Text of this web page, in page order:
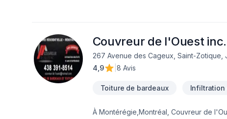
Couvreur de l'Ouest inc.
267 Avenue des Cageux, Saint-Zotique,
4,9
8 Avis
Toiture de bardeaux Infiltration
À Montérégie,Montréal, Couvreur de